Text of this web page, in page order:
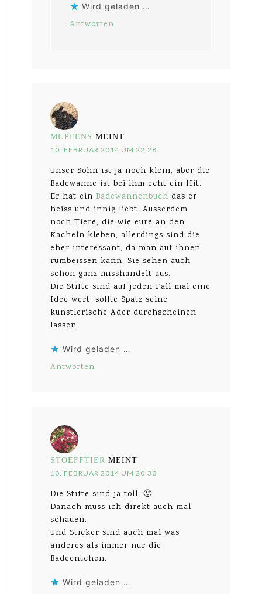
Wird geladen …
Antworten
MUPFENS MEINT
10. FEBRUAR 2014 UM 22:28
Unser Sohn ist ja noch klein, aber die
Badewanne ist bei ihm echt ein Hit.
Er hat ein Badewannenbuch das er
heiss und innig liebt. Ausserdem
noch Tiere, die wie eure an den
Kacheln kleben, allerdings sind die
eher interessant, da man auf ihnen
rumbeissen kann. Sie sehen auch
schon ganz misshandelt aus.
Die Stifte sind auf jeden Fall mal eine
Idee wert, sollte Spätz seine
künstlerische Ader durchscheinen
lassen.
Wird geladen …
Antworten
STOEFFTIER MEINT
10. FEBRUAR 2014 UM 20:30
Die Stifte sind ja toll. 🙂
Danach muss ich direkt auch mal
schauen.
Und Sticker sind auch mal was
anderes als immer nur die
Badeentchen.
Wird geladen …